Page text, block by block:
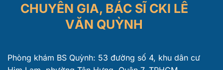
CHUYÊN GIA, BÁC SĨ CKI LÊ
VĂN QUỲNH
Phòng khám BS Quỳnh: 53 đường số 4, khu dân cư